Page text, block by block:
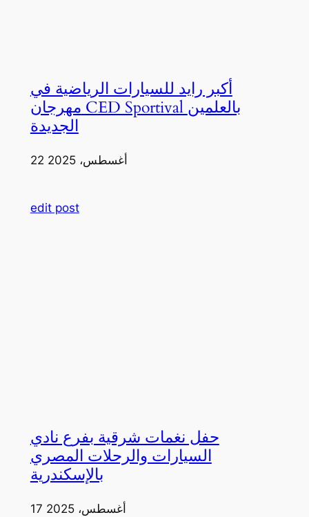
أكبر رايد للسيارات الرياضية في
مهرجان CED Sportival بالعلمين
الجديدة
22 أغسطس، 2025
edit post
حفل نغمات شرقية بفرع نادي
السيارات والرحلات المصري
بالإسكندرية
17 أغسطس، 2025